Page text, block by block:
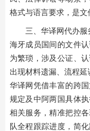
格式与语言要求，是文
三、华译网代办服
海牙成员国间的文件
为繁琐，涉及公证、
出现材料遗漏、流程延
华译网凭借丰富的跨
规定及中阿两国具体
相关服务，精准把控
队全程跟踪进度，简